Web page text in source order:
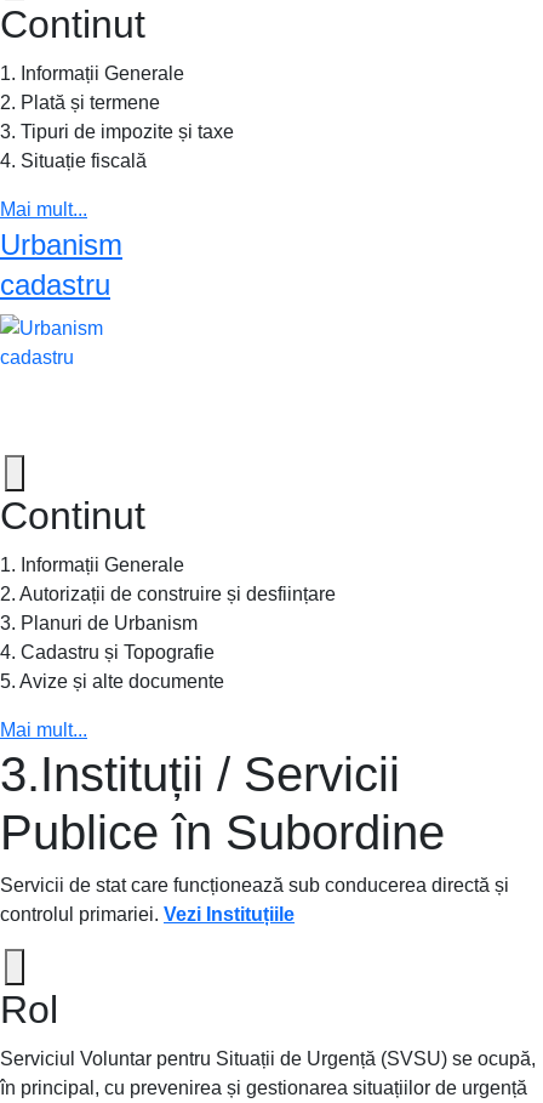
Continut
1. Informații Generale
2. Plată și termene
3. Tipuri de impozite și taxe
4. Situație fiscală
Mai mult...
Urbanism
cadastru
Continut
1. Informații Generale
2. Autorizații de construire și desființare
3. Planuri de Urbanism
4. Cadastru și Topografie
5. Avize și alte documente
Mai mult...
3.Instituții / Servicii
Publice în Subordine
Servicii de stat care funcționează sub conducerea directă și
controlul primariei. Vezi Instituțiile
Rol
Serviciul Voluntar pentru Situații de Urgență (SVSU) se ocupă,
în principal, cu prevenirea și gestionarea situațiilor de urgență